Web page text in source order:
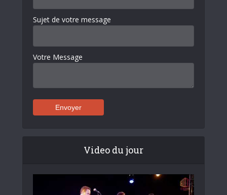
Sujet de votre message
Votre Message
Video du jour